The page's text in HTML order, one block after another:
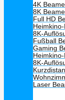
4K
8K
Full HD
8K-
Fußball
Gaming
8K-
Laser